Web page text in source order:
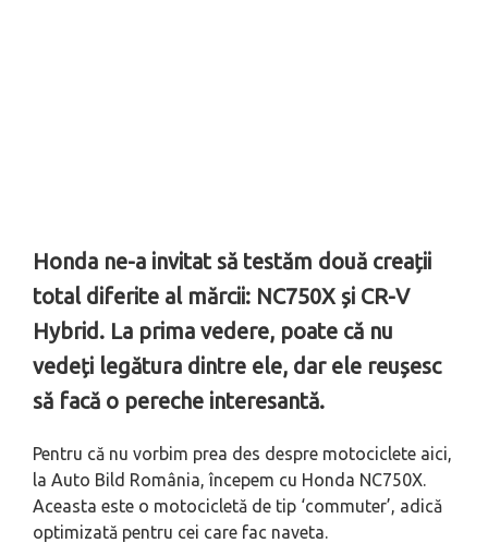
Honda ne-a invitat să testăm două creații
total diferite al mărcii: NC750X și CR-V
Hybrid. La prima vedere, poate că nu
vedeți legătura dintre ele, dar ele reușesc
să facă o pereche interesantă.
Pentru că nu vorbim prea des despre motociclete aici,
la Auto Bild România, începem cu Honda NC750X.
Aceasta este o motocicletă de tip ‘commuter’, adică
optimizată pentru cei care fac naveta.